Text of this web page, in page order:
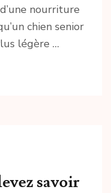
nourriture
chien senior
légère …
savoir